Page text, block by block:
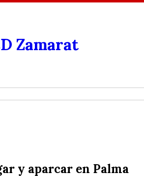
Zamarat
y aparcar en Palma